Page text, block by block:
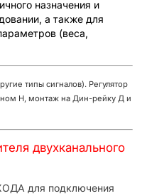
назначения и
а также для
(веса,
типы сигналов). Регулятор
Н, монтаж на Дин-рейку Д и
двухканального
для подключения